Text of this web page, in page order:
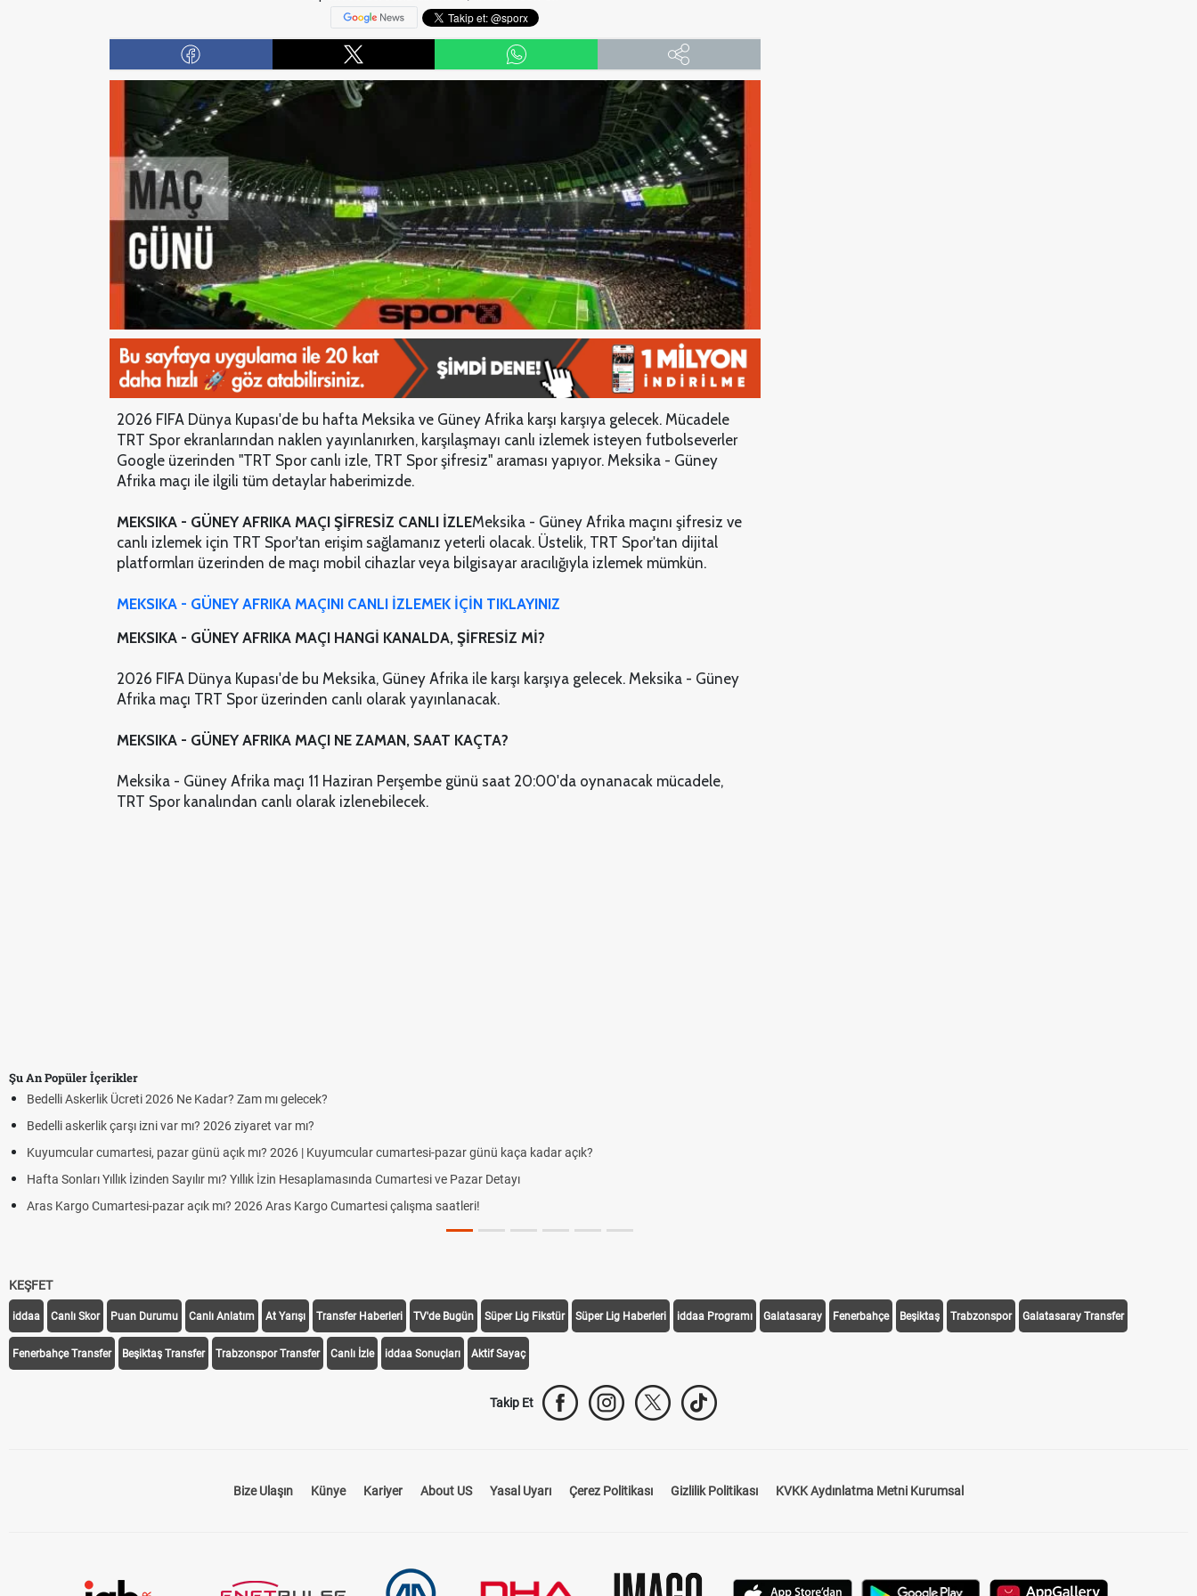
2026 FIFA Dünya Kupası'de bu hafta Meksika ve Güney Afrika karşı karşıya gelecek. Mücadele
TRT Spor ekranlarından naklen yayınlanırken, karşılaşmayı canlı izlemek isteyen futbolseverler
Google üzerinden "TRT Spor canlı izle, TRT Spor şifresiz" araması yapıyor. Meksika - Güney
Afrika maçı ile ilgili tüm detaylar haberimizde.
MEKSIKA - GÜNEY AFRIKA MAÇI ŞİFRESİZ CANLI İZLEMeksika - Güney Afrika maçını şifresiz ve
canlı izlemek için TRT Spor'tan erişim sağlamanız yeterli olacak. Üstelik, TRT Spor'tan dijital
platformları üzerinden de maçı mobil cihazlar veya bilgisayar aracılığıyla izlemek mümkün.
MEKSIKA - GÜNEY AFRIKA MAÇINI CANLI İZLEMEK İÇİN TIKLAYINIZ
MEKSIKA - GÜNEY AFRIKA MAÇI HANGİ KANALDA, ŞİFRESİZ Mİ?
2026 FIFA Dünya Kupası'de bu Meksika, Güney Afrika ile karşı karşıya gelecek. Meksika - Güney
Afrika maçı TRT Spor üzerinden canlı olarak yayınlanacak.
MEKSIKA - GÜNEY AFRIKA MAÇI NE ZAMAN, SAAT KAÇTA?
Meksika - Güney Afrika maçı 11 Haziran Perşembe günü saat 20:00'da oynanacak mücadele,
TRT Spor kanalından canlı olarak izlenebilecek.
Şu An Popüler İçerikler
Bedelli Askerlik Ücreti 2026 Ne Kadar? Zam mı gelecek?
Bedelli askerlik çarşı izni var mı? 2026 ziyaret var mı?
Kuyumcular cumartesi, pazar günü açık mı? 2026 | Kuyumcular cumartesi-pazar günü kaça kadar açık?
Hafta Sonları Yıllık İzinden Sayılır mı? Yıllık İzin Hesaplamasında Cumartesi ve Pazar Detayı
Aras Kargo Cumartesi-pazar açık mı? 2026 Aras Kargo Cumartesi çalışma saatleri!
KEŞFET
iddaa Canlı Skor Puan Durumu Canlı Anlatım At Yarışı Transfer Haberleri TV'de Bugün Süper Lig Fikstür Süper Lig Haberleri iddaa Programı Galatasaray Fenerbahçe Beşiktaş Trabzonspor Galatasaray Transfer
Fenerbahçe Transfer Beşiktaş Transfer Trabzonspor Transfer Canlı İzle iddaa Sonuçları Aktif Sayaç
Takip Et
Bize Ulaşın Künye Kariyer About US Yasal Uyarı Çerez Politikası Gizlilik Politikası KVKK Aydınlatma Metni Kurumsal